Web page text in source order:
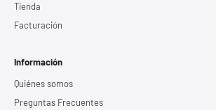
Tienda
Facturación
Información
Quiénes somos
Preguntas Frecuentes